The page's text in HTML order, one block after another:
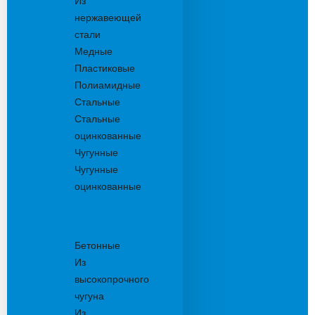
нержавеющей
стали
Медные
Пластиковые
Полиамидные
Стальные
Стальные
оцинкованные
Чугунные
Чугунные
оцинкованные
Бетонные
Из
высокопрочного
чугуна